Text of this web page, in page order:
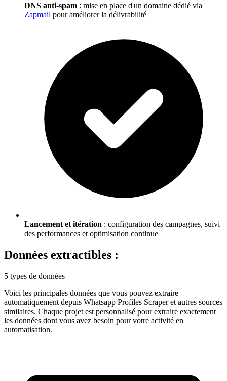
DNS anti-spam : mise en place d'un domaine dédié via
Zapmail pour améliorer la délivrabilité
Lancement et itération : configuration des campagnes, suivi
des performances et optimisation continue
Données extractibles :
5 types de données
Voici les principales données que vous pouvez extraire
automatiquement depuis Whatsapp Profiles Scraperet autres sources
similaires. Chaque projet est personnalisé pour extraire exactement
les données dont vous avez besoin pour votre activité en
automatisation.